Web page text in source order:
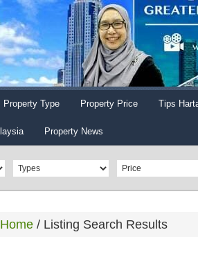
Property Type Property Price Tips
Property News
Home / Listing Search Results